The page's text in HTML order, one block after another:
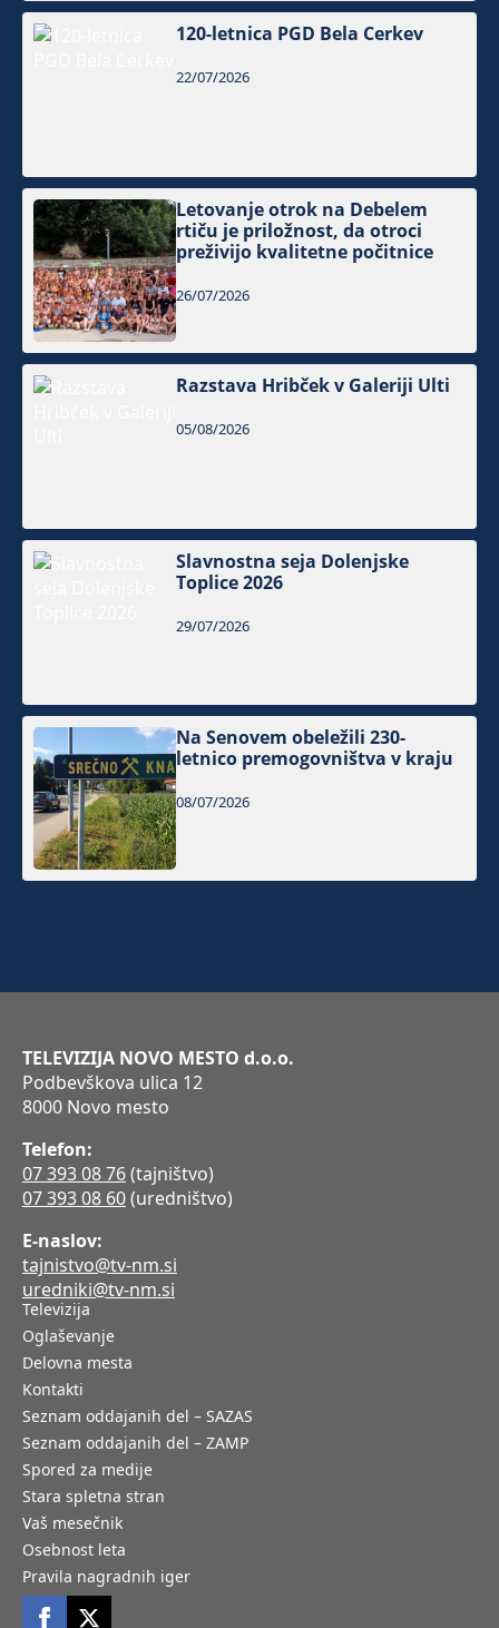
120-letnica PGD Bela Cerkev
22/07/2026
Letovanje otrok na Debelem
rtiču je priložnost, da otroci
preživijo kvalitetne počitnice
26/07/2026
Razstava Hribček v Galeriji Ulti
05/08/2026
Slavnostna seja Dolenjske
Toplice 2026
29/07/2026
Na Senovem obeležili 230-
letnico premogovništva v kraju
08/07/2026
TELEVIZIJA NOVO MESTO d.o.o.
Podbevškova ulica 12
8000 Novo mesto
Telefon:
07 393 08 76(tajništvo)
07 393 08 60(uredništvo)
E-naslov:
tajnistvo@tv-nm.si
uredniki@tv-nm.si
Televizija
Oglaševanje
Delovna mesta
Kontakti
Seznam oddajanih del – SAZAS
Seznam oddajanih del – ZAMP
Spored za medije
Stara spletna stran
Vaš mesečnik
Osebnost leta
Pravila nagradnih iger